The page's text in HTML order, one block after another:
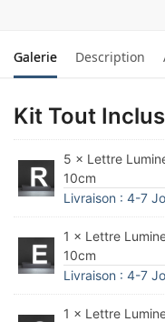
Galerie Description
Kit Tout
5 × Lettre
10cm
Livraison : 4-7
1 × Lettre
10cm
Livraison : 4-7
1 × Lettre